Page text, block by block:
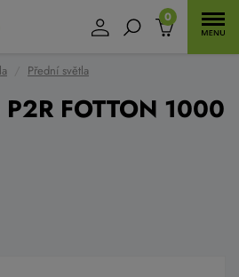
0
Přední světla
FOTTON 1000